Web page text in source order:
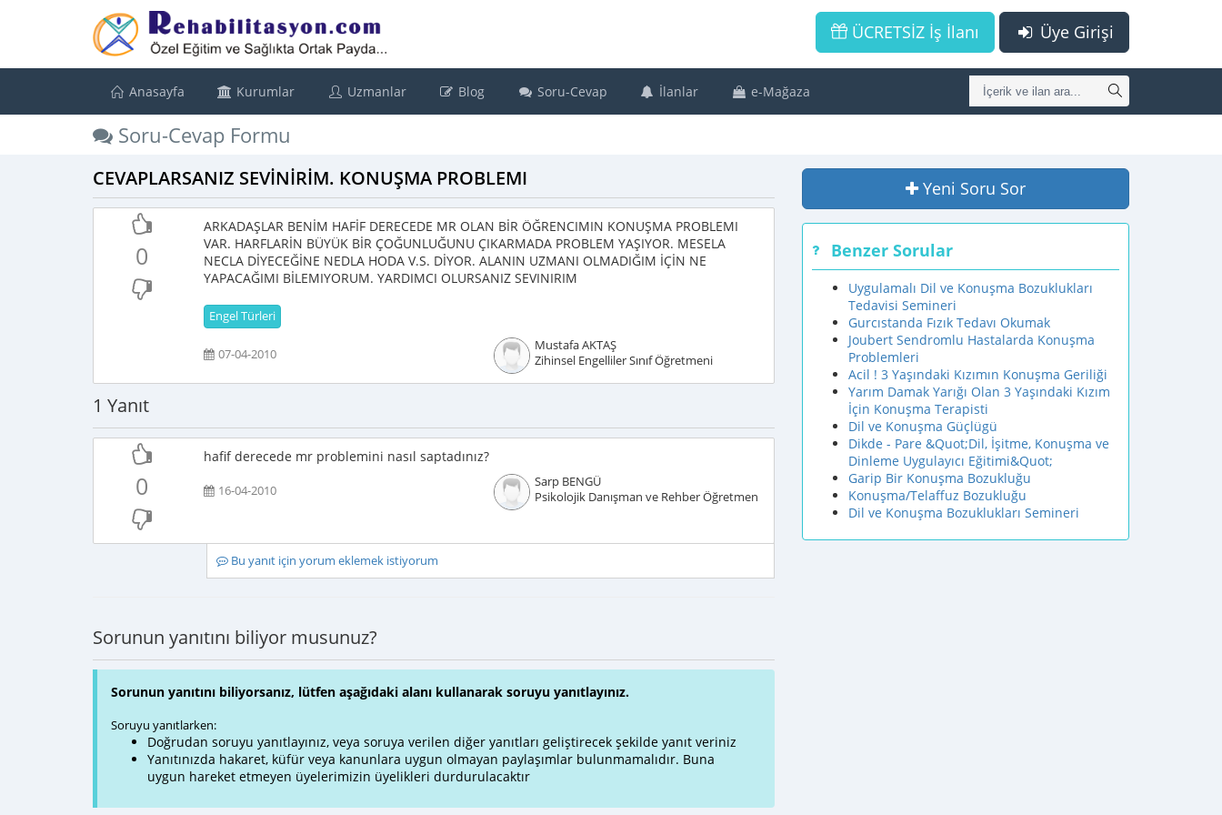
Üye Girişi
ÜCRETSİZ İş İlanı
Anasayfa Kurumlar Uzmanlar Blog Soru-Cevap İlanlar e-Mağaza
Soru-Cevap Formu
CEVAPLARSANIZ SEVİNİRİM. KONUŞMA PROBLEMI
0
ARKADAŞLAR BENİM HAFİF DERECEDE MR OLAN BİR ÖĞRENCIMIN KONUŞMA PROBLEMI
VAR. HARFLARİN BÜYÜK BİR ÇOĞUNLUĞUNU ÇIKARMADA PROBLEM YAŞIYOR. MESELA
NECLA DİYECEĞİNE NEDLA HODA V.S. DİYOR. ALANIN UZMANI OLMADIĞIM İÇİN NE
YAPACAĞIMI BİLEMIYORUM. YARDIMCI OLURSANIZ SEVINIRIM
Engel Türleri
07-04-2010
Mustafa AKTAŞ
Zihinsel Engelliler Sınıf Öğretmeni
1 Yanıt
0
hafif derecede mr problemini nasıl saptadınız?
16-04-2010
Sarp BENGÜ
Psikolojik Danışman ve Rehber Öğretmen
Bu yanıt için yorum eklemek istiyorum
Sorunun yanıtını biliyor musunuz?
Sorunun yanıtını biliyorsanız, lütfen aşağıdaki alanı kullanarak soruyu yanıtlayınız.
Soruyu yanıtlarken:
Doğrudan soruyu yanıtlayınız, veya soruya verilen diğer yanıtları geliştirecek şekilde yanıt veriniz
Yanıtınızda hakaret, küfür veya kanunlara uygun olmayan paylaşımlar bulunmamalıdır. Buna
uygun hareket etmeyen üyelerimizin üyelikleri durdurulacaktır
Yeni Soru Sor
Benzer Sorular
Uygulamalı Dil ve Konuşma Bozuklukları
Tedavisi Semineri
Gurcıstanda Fızık Tedavı Okumak
Joubert Sendromlu Hastalarda Konuşma
Problemleri
Acil ! 3 Yaşındaki Kızımın Konuşma Geriliği
Yarım Damak Yarığı Olan 3 Yaşındaki Kızım
İçin Konuşma Terapisti
Dil ve Konuşma Güçlügü
Dikde - Pare &Quot;Dil, İşitme, Konuşma ve
Dinleme Uygulayıcı Eğitimi&Quot;
Garip Bir Konuşma Bozukluğu
Konuşma/Telaffuz Bozukluğu
Dil ve Konuşma Bozuklukları Semineri